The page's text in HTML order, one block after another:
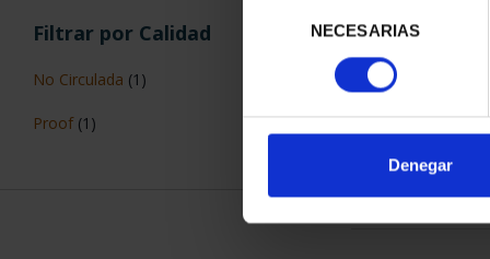
consentimiento
NECESARIAS
Denegar
Filtrar por Calidad
No Circulada (1)
Proof (1)